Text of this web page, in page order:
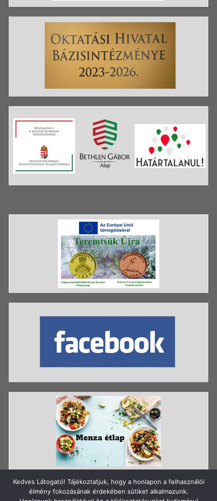
Kedves Látogató! Tájékoztatjuk, hogy a honlapon a felhasználói
élmény fokozásának érdekében sütiket alkalmazunk.